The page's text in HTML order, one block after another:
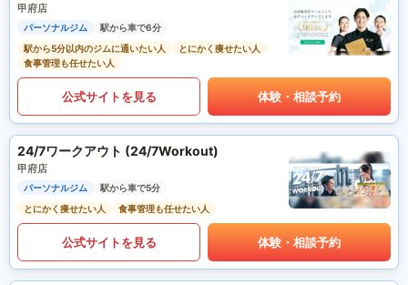
甲府店
パーソナルジム
駅から車で6分
駅から5分以内のジムに通いたい人
とにかく痩せたい人
食事管理も任せたい人
公式サイトを見る 体験・相談予約
24/7ワークアウト (24/7Workout)
甲府店
パーソナルジム
駅から車で5分
とにかく痩せたい人
食事管理も任せたい人
公式サイトを見る 体験・相談予約